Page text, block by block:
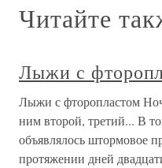
Читайте
Лыжи с
Лыжи с фторопластом
ним второй, третий... В
объявлялось штормовое
протяжении дней